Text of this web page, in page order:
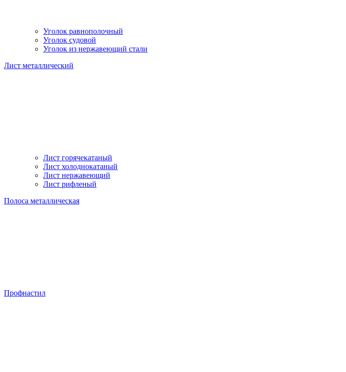
Уголок равнополочный
Уголок судовой
Уголок из нержавеющий стали
Лист металлический
Лист горячекатаный
Лист холоднокатаный
Лист нержавеющий
Лист рифленый
Полоса металлическая
Профнастил